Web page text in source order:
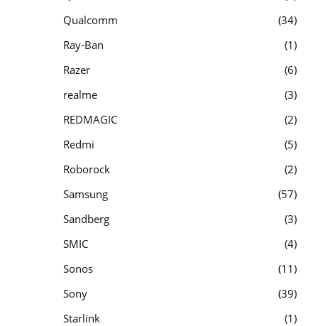
Qualcomm
34
Ray-Ban
1
Razer
6
realme
3
REDMAGIC
2
Redmi
5
Roborock
2
Samsung
57
Sandberg
3
SMIC
4
Sonos
11
Sony
39
Starlink
1